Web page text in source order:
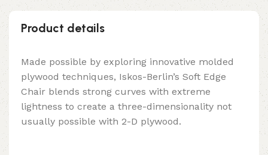
Product details
Made possible by exploring innovative molded
plywood techniques, Iskos-Berlin’s Soft Edge
Chair blends strong curves with extreme
lightness to create a three-dimensionality not
usually possible with 2-D plywood.